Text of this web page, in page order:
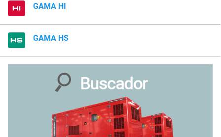
GAMA HI
GAMA HS